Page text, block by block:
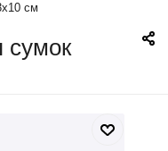
см
сумок